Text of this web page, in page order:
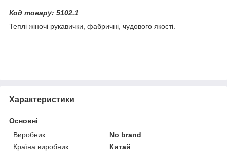
Код товару: 5102.1
Теплі жіночі рукавички, фабричні, чудового якості.
Характеристики
Основні
Виробник
No brand
Країна виробник
Китай